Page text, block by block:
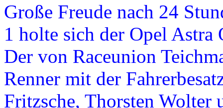
Große Freude nach 24
1 holte sich der Opel
Der von Raceunion
Renner mit der
Fritzsche, Thorsten Wolter